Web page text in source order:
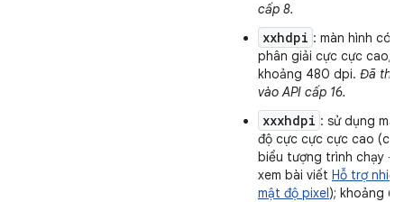
cấp 8.
xxhdpi : màn hình có
phân giải cực cực cao;
khoảng 480 dpi. Đã
vào API cấp 16.
xxxhdpi : sử dụng mật
độ cực cực cực cao (chỉ
biểu tượng trình chạy –
xem bài viết Hỗ trợ nhiều
mật độ pixel); khoảng